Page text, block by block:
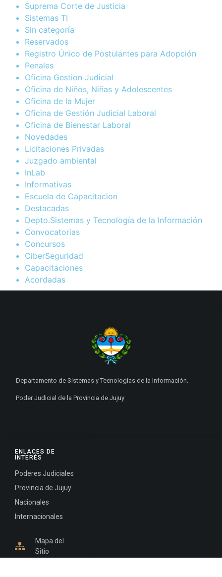
Suprema Corte de Justicia
Sistemas TI
Sin categoría
Reservados
Registro Único de Postulantes para Adopción
Penales
Oficina Gestion Judicial
Oficina de Niños, Niñas y Adolescentes
Oficina de la Mujer
Oficina de Gestión Judicial Laboral
Oficina de Bienestar Laboral
Novedades
Licitaciones Privadas
Juzgado ambiental
InLab
Informativas
Escuela de Capacitacion
Destacadas
Depto.Sistemas y Tecnología de la Información
Convocatorias
Concursos
CiberSeguridad
Capacitaciones
Acordadas
ENLACES DE
INTERÉS
Poderes Judiciales
Provincia de Jujuy
Nacionales
Internacionales
Mapa del
Sitio
Departamento de Sistemas y Tecnologías de la Información.
Poder Judicial de la Provincia de Jujuy